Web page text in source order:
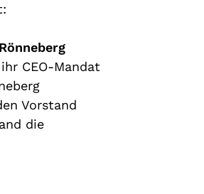
Rönneberg
CEO-Mandat
berg
Vorstand
die